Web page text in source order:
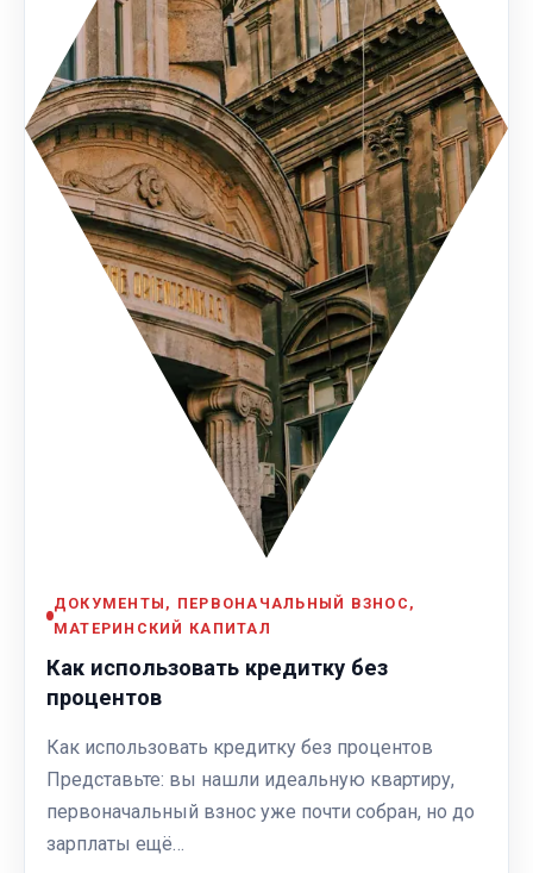
ДОКУМЕНТЫ, ПЕРВОНАЧАЛЬНЫЙ ВЗНОС,
МАТЕРИНСКИЙ КАПИТАЛ
Как использовать кредитку без
процентов
Как использовать кредитку без процентов
Представьте: вы нашли идеальную квартиру,
первоначальный взнос уже почти собран, но до
зарплаты ещё…